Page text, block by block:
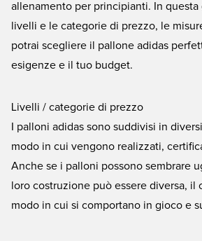
allenamento per principianti. In questa
livelli e le categorie di prezzo, le
potrai scegliere il pallone adidas
esigenze e il tuo budget.
Livelli / categorie di prezzo
I palloni adidas sono suddivisi in
modo in cui vengono realizzati,
Anche se i palloni possono sembrare
loro costruzione può essere diversa, il
modo in cui si comportano in gioco e